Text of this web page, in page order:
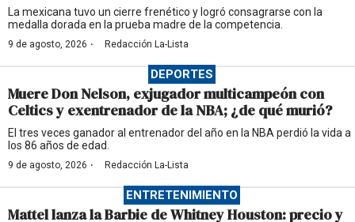
La mexicana tuvo un cierre frenético y logró consagrarse con la
medalla dorada en la prueba madre de la competencia.
9 de agosto, 2026 · Redacción La-Lista
DEPORTES
Muere Don Nelson, exjugador multicampeón con
Celtics y exentrenador de la NBA; ¿de qué murió?
El tres veces ganador al entrenador del año en la NBA perdió la vida a
los 86 años de edad.
9 de agosto, 2026 · Redacción La-Lista
ENTRETENIMIENTO
Mattel lanza la Barbie de Whitney Houston: precio y